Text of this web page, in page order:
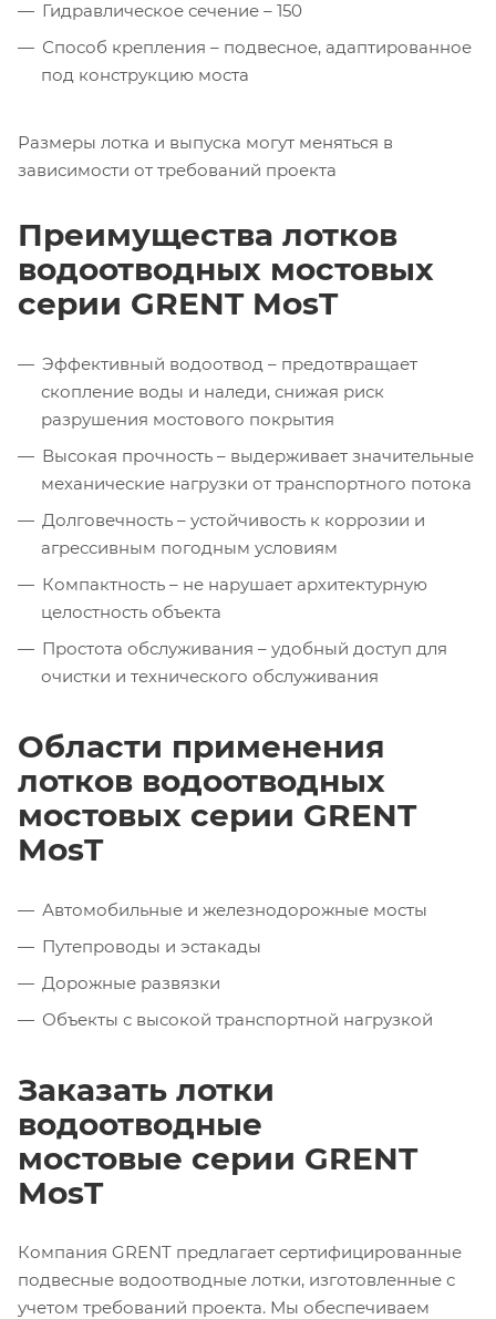
Гидравлическое сечение – 150
Способ крепления – подвесное, адаптированное
под конструкцию моста
Размеры лотка и выпуска могут меняться в
зависимости от требований проекта
Преимущества лотков
водоотводных мостовых
серии GRENT MosT
Эффективный водоотвод – предотвращает
скопление воды и наледи, снижая риск
разрушения мостового покрытия
Высокая прочность – выдерживает значительные
механические нагрузки от транспортного потока
Долговечность – устойчивость к коррозии и
агрессивным погодным условиям
Компактность – не нарушает архитектурную
целостность объекта
Простота обслуживания – удобный доступ для
очистки и технического обслуживания
Области применения
лотков водоотводных
мостовых серии GRENT
MosT
Автомобильные и железнодорожные мосты
Путепроводы и эстакады
Дорожные развязки
Объекты с высокой транспортной нагрузкой
Заказать лотки
водоотводные
мостовые серии GRENT
MosT
Компания GRENT предлагает сертифицированные
подвесные водоотводные лотки, изготовленные с
учетом требований проекта. Мы обеспечиваем